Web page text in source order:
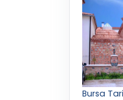
Bursa